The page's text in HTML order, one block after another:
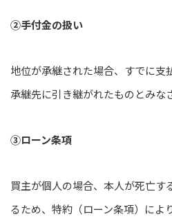
②手付金の扱い
地位が承継された場合、すでに支
承継先に引き継がれたものとみな
③ローン条項
買主が個人の場合、本人が死亡す
るため、特約（ローン条項）によ